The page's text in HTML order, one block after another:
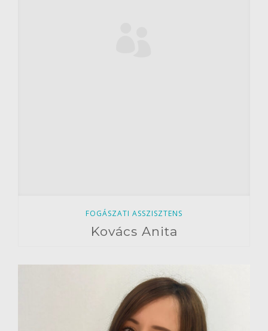
FOGÁSZATI ASSZISZTENS
Kovács Anita